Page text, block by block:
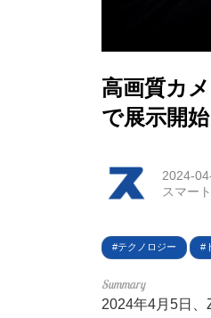
テ
運
利
高画質カ
で展示開始
2024-
スマー
テクノロジー
2024年4月5日、